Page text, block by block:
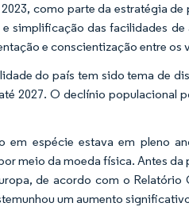
como parte da estratégia
simplificação das facilidades
e conscientização entre os
do país tem sido tema de
2027. O declínio
em espécie estava em pleno
meio da moeda física. Antes
de acordo com o
um aumento